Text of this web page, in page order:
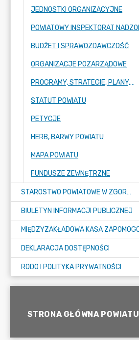
JEDNOSTKI ORGANIZACYJNE
BUDŻET I SPRAWOZDAWCZOŚĆ
ORGANIZACJE POZARZĄDOWE
PROGRAMY, STRATEGIE, PLANY, RAPORTY
STATUT POWIATU
PETYCJE
HERB, BARWY POWIATU
MAPA POWIATU
FUNDUSZE ZEWNĘTRZNE
STAROSTWO POWIATOWE W ZGORZELCU
BIULETYN INFORMACJI PUBLICZNEJ
DEKLARACJA DOSTĘPNOŚCI
RODO I POLITYKA PRYWATNOŚCI
STRONA GŁÓWNA POWIATU